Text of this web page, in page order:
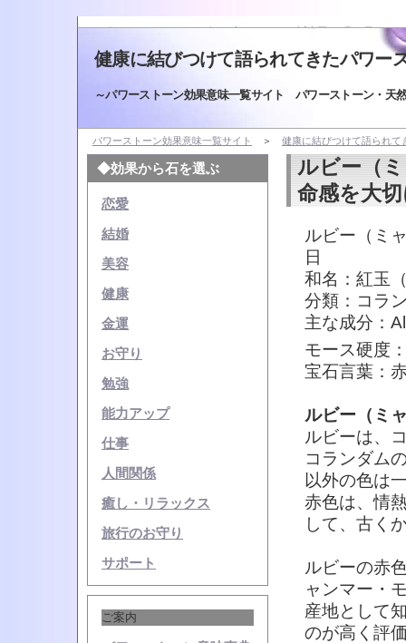
ルビー（ミャンマー・モゴック産）（Ruby）/誕生石：9月10日
健康に結びつけて語られてきたパワー
～パワーストーン効果意味一覧サイト パワーストーン・天
パワーストーン効果意味一覧サイト ＞ 健康に結びつけて語られて
◆効果から石を選ぶ
恋愛
結婚
美容
健康
金運
お守り
勉強
能力アップ
仕事
人間関係
癒し・リラックス
旅行のお守り
サポート
ご案内
ルビー（
命感を大
ルビー（ミ
日
和名：紅玉
分類：コラ
主な成分：Al
モース硬度
宝石言葉：
ルビー（ミ
ルビーは、
コランダム
以外の色は
赤色は、情
して、古く
ルビーの赤
ャンマー・
産地として
のが高く評